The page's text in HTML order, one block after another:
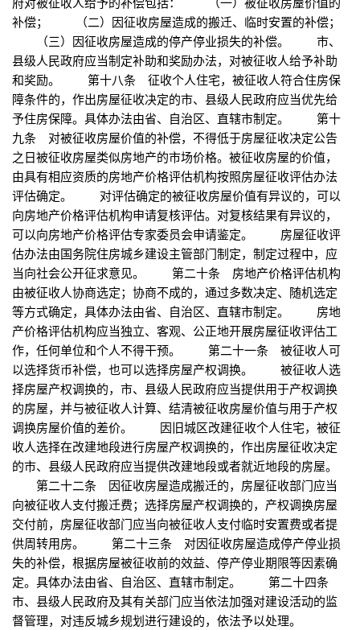
补偿； （二）因征收房屋造成的搬迁、临时安置的补偿；
（三）因征收房屋造成的停产停业损失的补偿。 市、
县级人民政府应当制定补助和奖励办法，对被征收人给予补助
和奖励。 第十八条 征收个人住宅，被征收人符合住房保
障条件的，作出房屋征收决定的市、县级人民政府应当优先给
予住房保障。具体办法由省、自治区、直辖市制定。 第十
九条 对被征收房屋价值的补偿，不得低于房屋征收决定公告
之日被征收房屋类似房地产的市场价格。被征收房屋的价值，
由具有相应资质的房地产价格评估机构按照房屋征收评估办法
评估确定。 对评估确定的被征收房屋价值有异议的，可以
向房地产价格评估机构申请复核评估。对复核结果有异议的，
可以向房地产价格评估专家委员会申请鉴定。 房屋征收评
估办法由国务院住房城乡建设主管部门制定，制定过程中，应
当向社会公开征求意见。 第二十条 房地产价格评估机构
由被征收人协商选定；协商不成的，通过多数决定、随机选定
等方式确定，具体办法由省、自治区、直辖市制定。 房地
产价格评估机构应当独立、客观、公正地开展房屋征收评估工
作，任何单位和个人不得干预。 第二十一条 被征收人可
以选择货币补偿，也可以选择房屋产权调换。 被征收人选
择房屋产权调换的，市、县级人民政府应当提供用于产权调换
的房屋，并与被征收人计算、结清被征收房屋价值与用于产权
调换房屋价值的差价。 因旧城区改建征收个人住宅，被征
收人选择在改建地段进行房屋产权调换的，作出房屋征收决定
的市、县级人民政府应当提供改建地段或者就近地段的房屋。
第二十二条 因征收房屋造成搬迁的，房屋征收部门应当
向被征收人支付搬迁费；选择房屋产权调换的，产权调换房屋
交付前，房屋征收部门应当向被征收人支付临时安置费或者提
供周转用房。 第二十三条 对因征收房屋造成停产停业损
失的补偿，根据房屋被征收前的效益、停产停业期限等因素确
定。具体办法由省、自治区、直辖市制定。 第二十四条
市、县级人民政府及其有关部门应当依法加强对建设活动的监
督管理，对违反城乡规划进行建设的，依法予以处理。